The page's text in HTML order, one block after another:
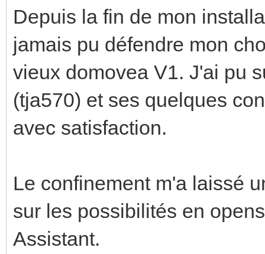
Depuis la fin de mon
jamais pu défendre mon
vieux domovea V1. J'ai pu
(tja570) et ses quelques
avec satisfaction.
Le confinement m'a laissé
sur les possibilités en
Assistant.